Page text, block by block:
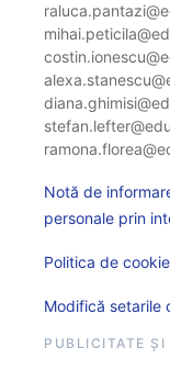
Notă de
personale prin
Politica de cookie
Modifică setarile
PUBLICITATE ȘI